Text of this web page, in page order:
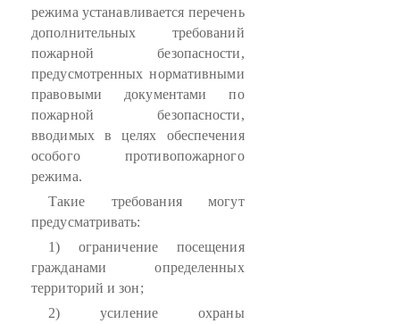
режима устанавливается перечень
дополнительных требований
пожарной безопасности,
предусмотренных нормативными
правовыми документами по
пожарной безопасности,
вводимых в целях обеспечения
особого противопожарного
режима.
Такие требования могут
предусматривать:
1) ограничение посещения
гражданами определенных
территорий и зон;
2) усиление охраны